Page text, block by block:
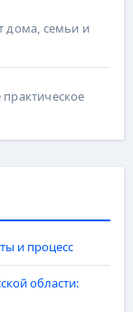
дома, семьи и
и процесс
области: